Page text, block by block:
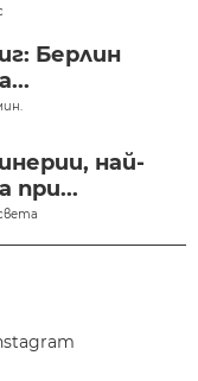
Берлин
най-
при...